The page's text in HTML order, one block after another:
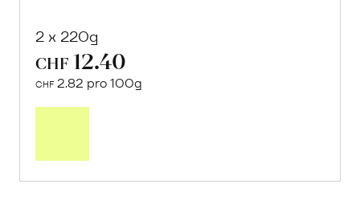
2 x 220g
CHF 12.40
CHF 2.82 pro 100g